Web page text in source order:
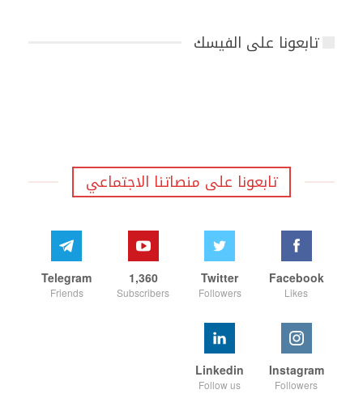
تابعونا على الفيسك
تابعونا على منصاتنا الاجتماعي
Facebook
Likes
Twitter
Followers
1,360
Subscribers
Telegram
Friends
Instagram
Followers
Linkedin
Follow us